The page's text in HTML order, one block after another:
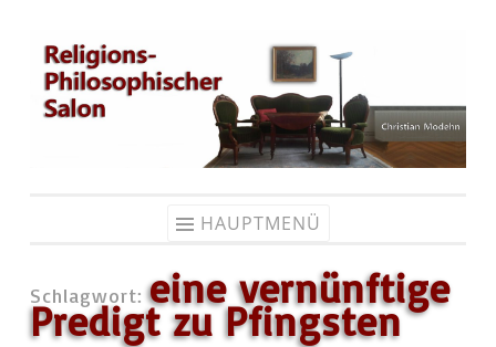
Zum
Inhalt
springen
HAUPTMENÜ
Schlagwort:eine vernünftige
Predigt zu Pfingsten